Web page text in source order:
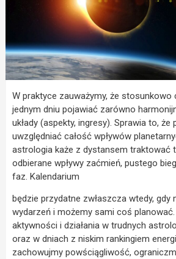
W praktyce zauważymy, że
jednym dniu pojawiać zarówno
układy (aspekty, ingresy). Sprawia to, że
uwzględniać całość wpływów
astrologia każe z dystansem traktować
odbierane wpływy zaćmień, pustego
faz. Kalendarium
będzie przydatne zwłaszcza wtedy, gdy
wydarzeń i możemy sami coś
aktywności i działania w trudnych
oraz w dniach z niskim rankingiem
zachowujmy powściągliwość,